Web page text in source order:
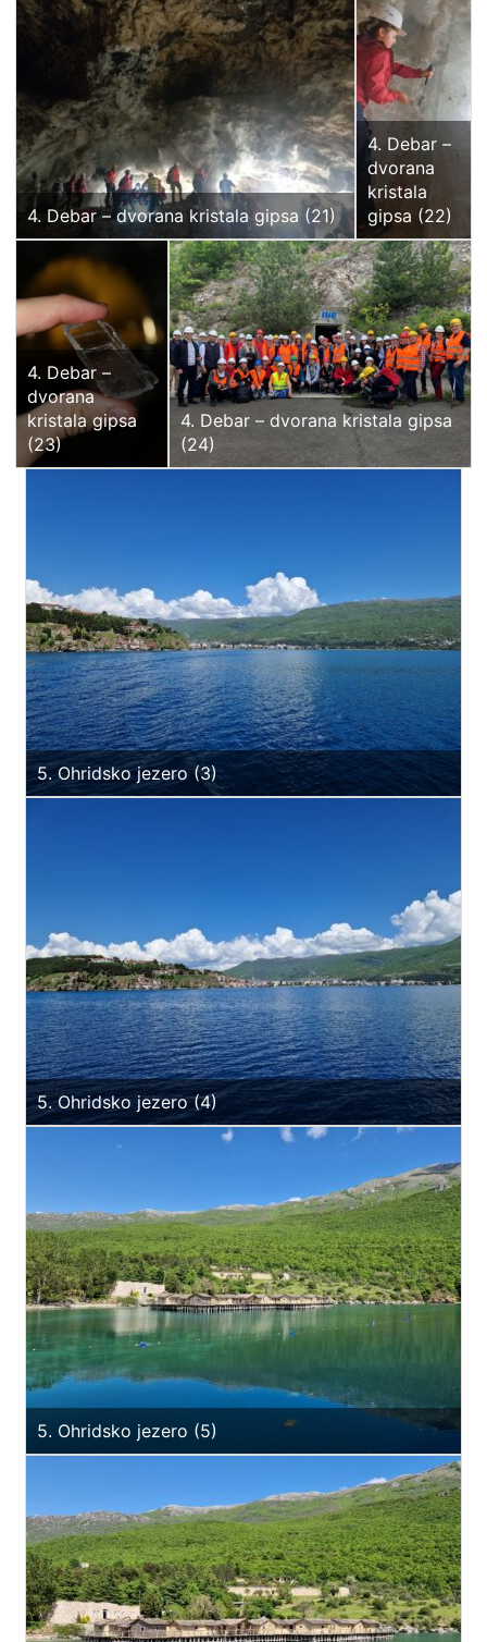
4. Debar – dvorana kristala gipsa (21)
4. Debar –
dvorana
kristala
gipsa (22)
4. Debar –
dvorana
kristala gipsa
(23)
4. Debar – dvorana kristala gipsa
(24)
5. Ohridsko jezero (3)
5. Ohridsko jezero (4)
5. Ohridsko jezero (5)